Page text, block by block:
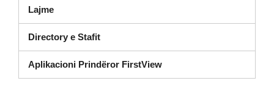
Lajme
Directory e Stafit
Aplikacioni Prindëror FirstView